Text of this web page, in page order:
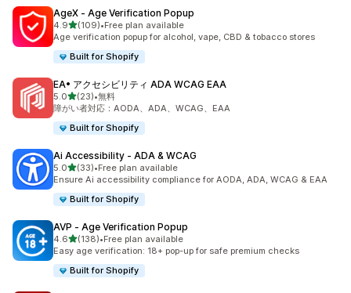
AgeX ‑ Age Verification Popup
4.95つ星中
(109)
合計レビュー数：109件
•Free plan available
Age verification popup for alcohol, vape, CBD & tobacco stores
Built for Shopify
EA• アクセシビリティ ADA WCAG EAA
5.05つ星中
(23)
合計レビュー数：23件
•無料
障がい者対応：AODA、ADA、WCAG、EAA
Built for Shopify
Ai Accessibility ‑ ADA & WCAG
5.05つ星中
(33)
合計レビュー数：33件
•Free plan available
Ensure Ai accessibility compliance for AODA, ADA, WCAG & EAA
Built for Shopify
AVP ‑ Age Verification Popup
4.65つ星中
(138)
合計レビュー数：138件
•Free plan available
Easy age verification: 18+ pop-up for safe premium checks
Built for Shopify